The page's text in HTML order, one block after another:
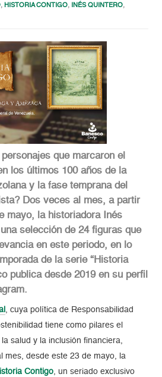
,HISTORIA CONTIGO, INÉS QUINTERO,
que marcaron el
los últimos 100 años de la
y la fase temprana del
Dos veces al mes, a partir
mayo, la historiadora Inés
selección de24 figuras que
en este periodo, en lo
de la serie “Historia
publica desde 2019 en su perfil
, cuya política de Responsabilidad
tiene como pilares el
salud y la inclusión financiera,
mes, desde este 23 de mayo, la
Contigo, un seriado exclusivo